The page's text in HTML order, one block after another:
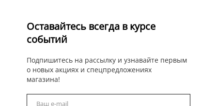
Оставайтесь всегда в курсе
событий
Подпишитесь на рассылку и узнавайте первым
о новых акциях и спецпредложениях
магазина!
Ваш e-mail